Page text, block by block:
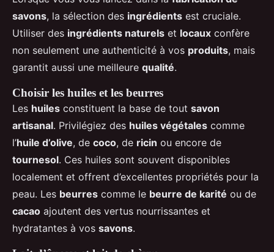
savons, la sélection des ingrédients est cruciale.
Utiliser des ingrédients naturels et locaux confère
non seulement une authenticité à vos produits, mais
garantit aussi une meilleure qualité.
Choisir les huiles et les beurres
Les huiles constituent la base de tout savon
artisanal. Privilégiez des huiles végétales comme
l’huile d’olive, de coco, de ricin ou encore de
tournesol. Ces huiles sont souvent disponibles
localement et offrent d’excellentes propriétés pour la
peau. Les beurres comme le beurre de karité ou de
cacao ajoutent des vertus nourrissantes et
hydratantes à vos savons.